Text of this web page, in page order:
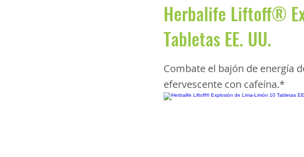
Herbalife Liftoff®
Tabletas EE. UU.
Combate el bajón de energía
efervescente con cafeína.*